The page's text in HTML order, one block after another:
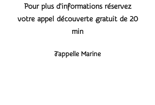
Pour plus d'informations réservez
votre appel découverte gratuit de 20
min
J'appelle Marine